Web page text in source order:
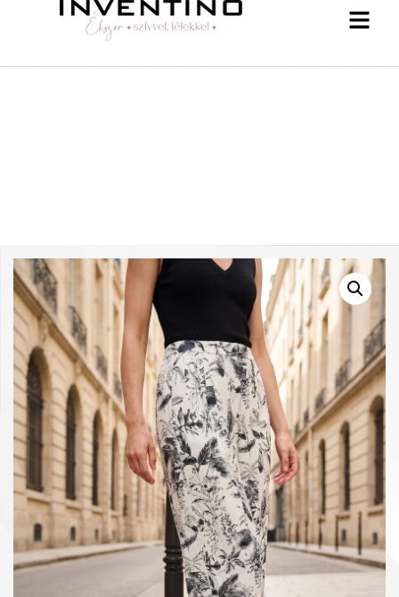
-25 % a webshopban! Kupon: summer25